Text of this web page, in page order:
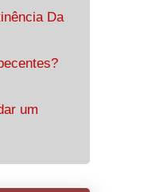
Da
um